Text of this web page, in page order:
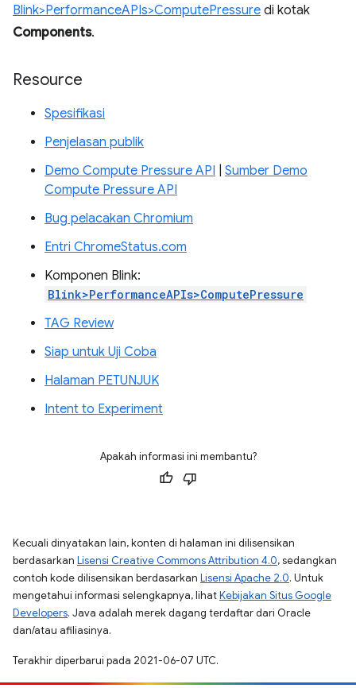
Blink>PerformanceAPIs>ComputePressure di kotak
Components.
Resource
Spesifikasi
Penjelasan publik
Demo Compute Pressure API
Sumber Demo
Compute Pressure API
Bug pelacakan Chromium
Entri ChromeStatus.com
Komponen Blink:
Blink>PerformanceAPIs>ComputePressure
TAG Review
Siap untuk Uji Coba
Halaman PETUNJUK
Intent to Experiment
Apakah informasi ini membantu?
Kecuali dinyatakan lain, konten di halaman ini dilisensikan
berdasarkan Lisensi Creative Commons Attribution 4.0, sedangkan
contoh kode dilisensikan berdasarkan Lisensi Apache 2.0. Untuk
mengetahui informasi selengkapnya, lihatKebijakan Situs Google
Developers. Java adalah merek dagang terdaftar dari Oracle
dan/atau afiliasinya.
Terakhir diperbarui pada 2021-06-07 UTC.